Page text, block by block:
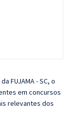
FUJAMA - SC, o
em concursos
relevantes dos